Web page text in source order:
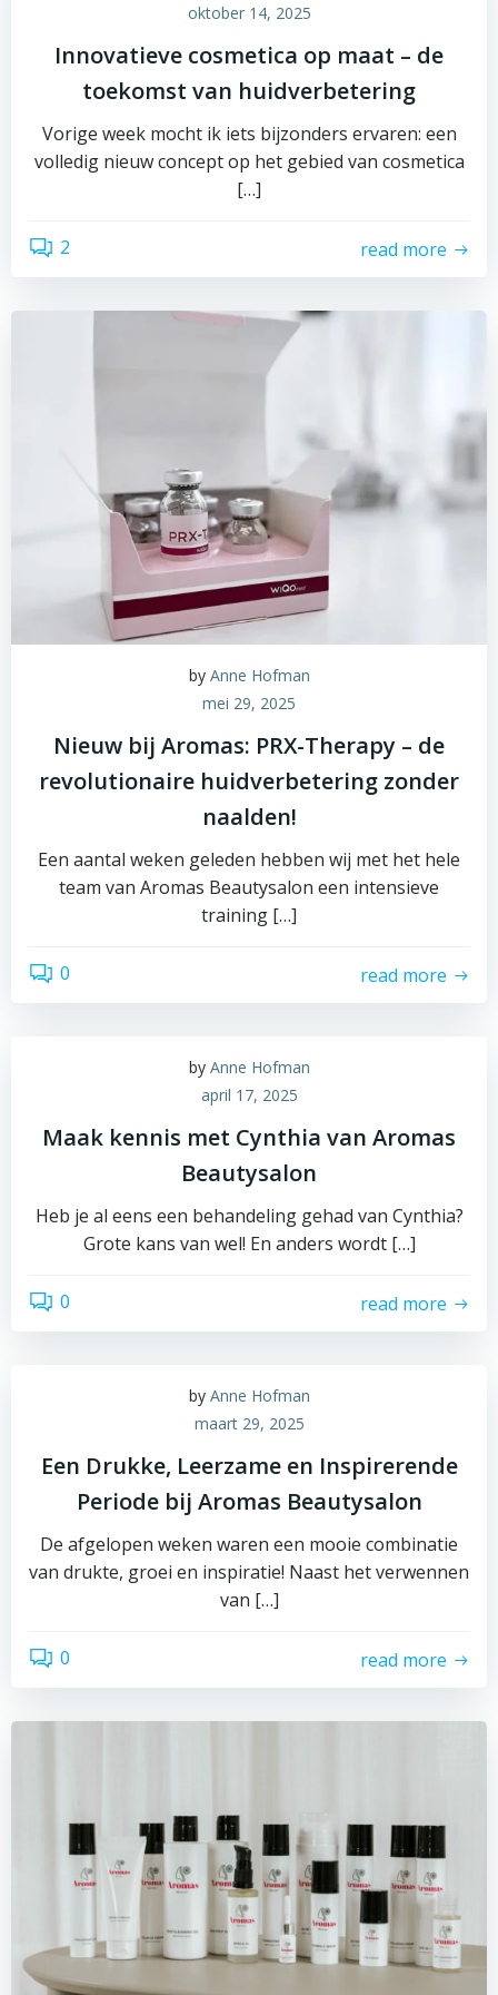
oktober 14, 2025
Innovatieve cosmetica op maat – de
toekomst van huidverbetering
Vorige week mocht ik iets bijzonders ervaren: een
volledig nieuw concept op het gebied van cosmetica
[…]
2 read more
by Anne Hofman
mei 29, 2025
Nieuw bij Aromas: PRX-Therapy – de
revolutionaire huidverbetering zonder
naalden!
Een aantal weken geleden hebben wij met het hele
team van Aromas Beautysalon een intensieve
training […]
0 read more
by Anne Hofman
april 17, 2025
Maak kennis met Cynthia van Aromas
Beautysalon
Heb je al eens een behandeling gehad van Cynthia?
Grote kans van wel! En anders wordt […]
0 read more
by Anne Hofman
maart 29, 2025
Een Drukke, Leerzame en Inspirerende
Periode bij Aromas Beautysalon
De afgelopen weken waren een mooie combinatie
van drukte, groei en inspiratie! Naast het verwennen
van […]
0 read more